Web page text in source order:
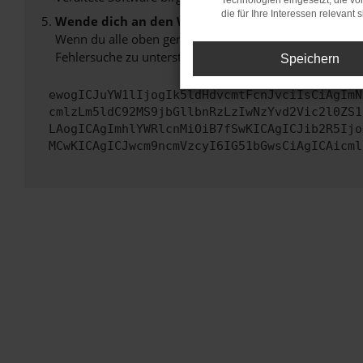
Wende dich an den Webseitenbetreiber.
Wenn du alle oben genannten Schritte versucht hast,
Fehlersuche zu unterstützen:
die für Ihre Interessen relevant
Speichern